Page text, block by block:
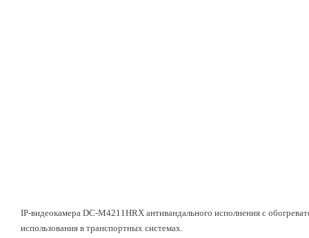
IP-видеокамера DC-M4211НRX антивандального исполнения с
использования в транспортных системах.